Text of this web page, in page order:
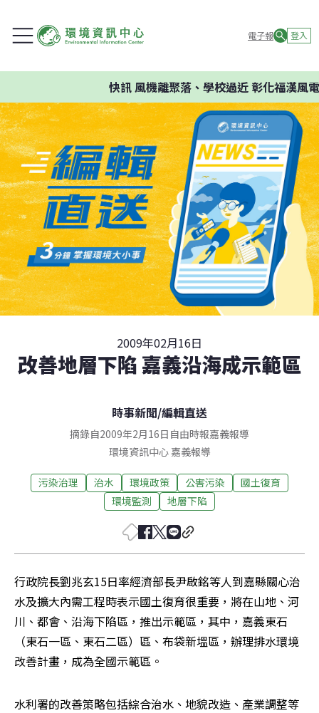
電子報 登入
快訊風機離聚落、學校過近 彰化福漢風電
2009年02月16日
改善地層下陷 嘉義沿海成示範區
時事新聞/編輯直送
摘錄自2009年2月16日自由時報嘉義報導
環境資訊中心 嘉義報導
污染治理 治水 環境政策 公害污染
國土復育
環境監測
地層下陷
行政院長劉兆玄15日率經濟部長尹啟銘等人到嘉縣關心治
水及擴大內需工程時表示國土復育很重要，將在山地、河
川、都會、沿海下陷區，推出示範區，其中，嘉義東石
（東石一區、東石二區）區、布袋新塭區，辦理排水環境
改善計畫，成為全國示範區。
水利署的改善策略包括綜合治水、地貌改造、產業調整等